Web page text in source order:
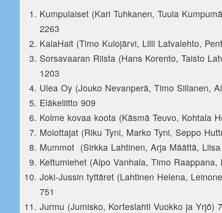
Kumpulaiset (Kari Tuhkanen, Tuula
2263
KalaHait (Timo Kulojärvi, Lilli Latvalehto,
Sorsavaaran Riista (Hans Korento, Taisto
1203
Ulea Oy (Jouko Nevanperä, Timo Siilanen,
Eläkeliitto 909
Kolme kovaa koota (Käsmä Teuvo, Kohtala
Molottajat (Riku Tyni, Marko Tyni, Seppo
Mummot (Sirkka Lahtinen, Arja Määttä,
Kettumiehet (Alpo Vanhala, Timo
Joki-Jussin tyttäret (Lahtinen Helena,
751
Jurmu (Jumisko, Korteslahti Vuokko ja Yrjö)